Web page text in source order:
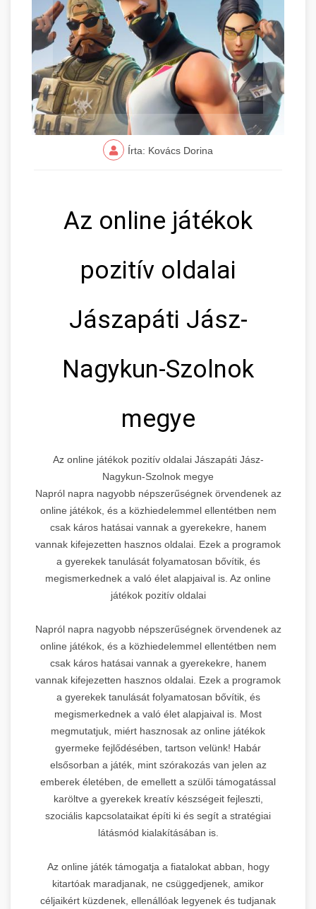
Írta: Kovács Dorina
Az online játékok
pozitív oldalai
Jászapáti Jász-
Nagykun-Szolnok
megye
Az online játékok pozitív oldalai Jászapáti Jász-
Nagykun-Szolnok megye
Napról napra nagyobb népszerűségnek örvendenek az
online játékok, és a közhiedelemmel ellentétben nem
csak káros hatásai vannak a gyerekekre, hanem
vannak kifejezetten hasznos oldalai. Ezek a programok
a gyerekek tanulását folyamatosan bővítik, és
megismerkednek a való élet alapjaival is. Az online
játékok pozitív oldalai
Napról napra nagyobb népszerűségnek örvendenek az
online játékok, és a közhiedelemmel ellentétben nem
csak káros hatásai vannak a gyerekekre, hanem
vannak kifejezetten hasznos oldalai. Ezek a programok
a gyerekek tanulását folyamatosan bővítik, és
megismerkednek a való élet alapjaival is. Most
megmutatjuk, miért hasznosak az online játékok
gyermeke fejlődésében, tartson velünk! Habár
elsősorban a játék, mint szórakozás van jelen az
emberek életében, de emellett a szülői támogatással
karöltve a gyerekek kreatív készségeit fejleszti,
szociális kapcsolataikat építi ki és segít a stratégiai
látásmód kialakításában is.
Az online játék támogatja a fiatalokat abban, hogy
kitartóak maradjanak, ne csüggedjenek, amikor
céljaikért küzdenek, ellenállóak legyenek és tudjanak